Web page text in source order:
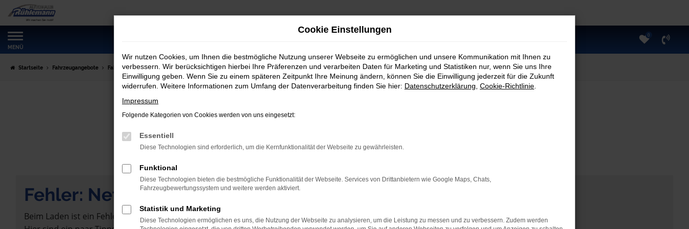
Zum
Hauptinhalt
springen
MENÜ
0
Startseite Fahrzeugangebote Fahrzeugmarkt
Fahrzeugmarkt
Fehler: Network Error
Beim Laden ist ein Fehler aufgetreten.
Cookie Einstellungen
Wir nutzen Cookies, um Ihnen die bestmögliche Nutzung unserer Webseite zu ermöglichen und unsere Kommunikation mit Ihnen zu
verbessern. Wir berücksichtigen hierbei Ihre Präferenzen und verarbeiten Daten für Marketing und Statistiken nur, wenn Sie uns Ihre
Einwilligung geben. Wenn Sie zu einem späteren Zeitpunkt Ihre Meinung ändern, können Sie die Einwilligung jederzeit für die Zukunft
widerrufen. Weitere Informationen zum Umfang der Datenverarbeitung finden Sie hier: Datenschutzerklärung Cookie-Richtlinie
Impressum
Folgende Kategorien von Cookies werden von uns eingesetzt:
Essentiell
Diese Technologien sind erforderlich, um die Kernfunktionalität der Webseite zu gewährleisten.
Funktional
Diese Technologien bieten die bestmögliche Funktionalität der Webseite. Services von Drittanbietern wie Google Maps, Chats,
Fahrzeugbewertungssystem und weitere werden aktiviert.
Statistik und Marketing
Diese Technologien ermöglichen es uns, die Nutzung der Webseite zu analysieren, um die Leistung zu messen und zu verbessern. Zudem werden